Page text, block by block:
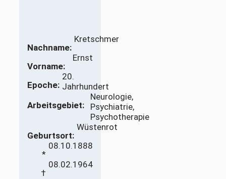
Nachname:
Kretschmer
Vorname:
Ernst
Epoche:
20.
Jahrhundert
Arbeitsgebiet:
Neurologie,
Psychiatrie,
Psychotherapie
Geburtsort:
Wüstenrot
*
08.10.1888
†
08.02.1964